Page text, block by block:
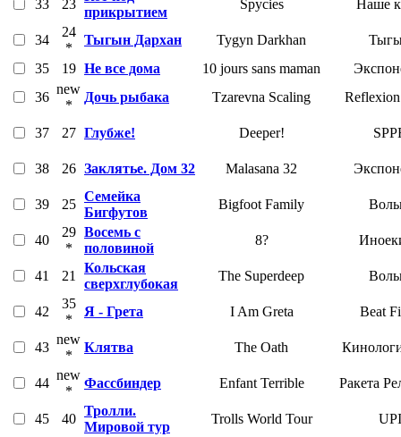
33 23
прикрытием
Spycies Наше
34
24
*
Тыгын Дархан Tygyn Darkhan
35
19 Не все дома 10 jours sans maman
36
new
*
Дочь рыбака Tzarevna Scaling
37 27 Глубже! Deeper!
38 26 Заклятье. Дом 32 Malasana 32
39 25
Семейка
Бигфутов
Bigfoot Family
40
29
*
Восемь с
половиной
8?
41 21
Кольская
сверхглубокая
The Superdeep
42
35
*
Я - Грета I Am Greta Beat
43
new
*
Клятва The Oath
44
new
*
Фассбиндер Enfant Terrible Ракета
45 40
Тролли.
Мировой тур
Trolls World Tour UPI